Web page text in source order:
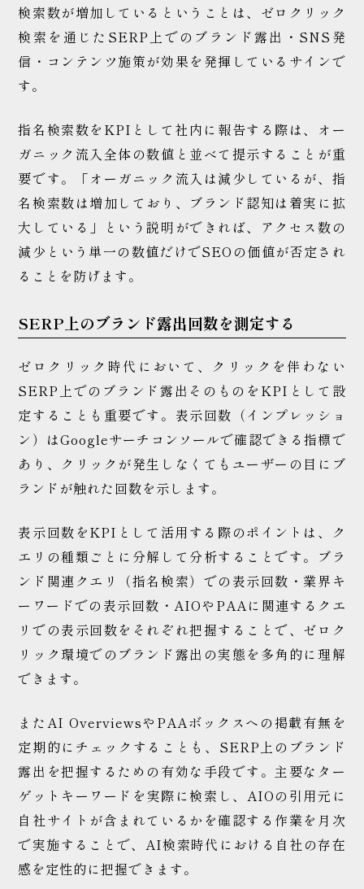
検索数が増加しているということは、ゼロクリック
検索を通じたSERP上でのブランド露出・SNS発
信・コンテンツ施策が効果を発揮しているサインで
す。
指名検索数をKPIとして社内に報告する際は、オー
ガニック流入全体の数値と並べて提示することが重
要です。「オーガニック流入は減少しているが、指
名検索数は増加しており、ブランド認知は着実に拡
大している」という説明ができれば、アクセス数の
減少という単一の数値だけでSEOの価値が否定され
ることを防げます。
SERP上のブランド露出回数を測定する
ゼロクリック時代において、クリックを伴わない
SERP上でのブランド露出そのものをKPIとして設
定することも重要です。表示回数（インプレッショ
ン）はGoogleサーチコンソールで確認できる指標で
あり、クリックが発生しなくてもユーザーの目にブ
ランドが触れた回数を示します。
表示回数をKPIとして活用する際のポイントは、ク
エリの種類ごとに分解して分析することです。ブラ
ンド関連クエリ（指名検索）での表示回数・業界キ
ーワードでの表示回数・AIOやPAAに関連するクエ
リでの表示回数をそれぞれ把握することで、ゼロク
リック環境でのブランド露出の実態を多角的に理解
できます。
またAI OverviewsやPAAボックスへの掲載有無を
定期的にチェックすることも、SERP上のブランド
露出を把握するための有効な手段です。主要なター
ゲットキーワードを実際に検索し、AIOの引用元に
自社サイトが含まれているかを確認する作業を月次
で実施することで、AI検索時代における自社の存在
感を定性的に把握できます。